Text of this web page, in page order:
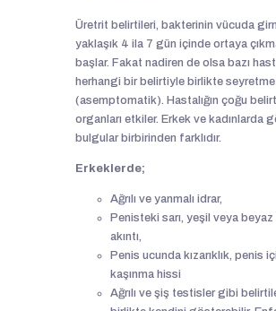
Üretrit belirtileri, bakterinin vücuda
yaklaşık 4 ila 7 gün içinde ortaya
başlar. Fakat nadiren de olsa bazı
herhangi bir belirtiyle birlikte
(asemptomatik). Hastalığın çoğu
organları etkiler. Erkek ve kadınlarda
bulgular birbirinden farklıdır.
Erkeklerde;
Ağrılı ve yanmalı idrar,
Penisteki sarı, yeşil veya beyaz
akıntı,
Penis ucunda kızarıklık, penis
kaşınma hissi
Ağrılı ve şiş testisler gibi